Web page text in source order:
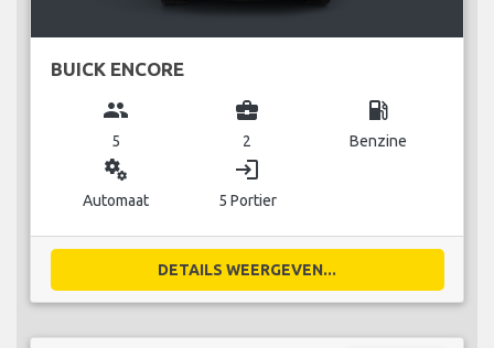
BUICK ENCORE
group
5
business_center
2
local_gas_station
Benzine
miscellaneous_services
Automaat
login
5 Portier
DETAILS WEERGEVEN...